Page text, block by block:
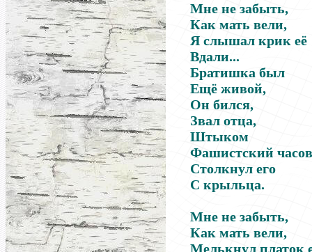
Мне не забыть,
Как мать вели,
Я слышал крик её
Вдали...
Братишка был
Ещё живой,
Он бился,
Звал отца,
Штыком
Фашистский
Столкнул его
С крыльца.
Мне не забыть,
Как мать вели,
Мелькнул платок